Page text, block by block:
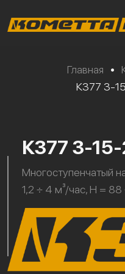
Главная •
К377 3-
К377 3-
Многоступенчатый
1,2 ÷ 4 м³/час, H =